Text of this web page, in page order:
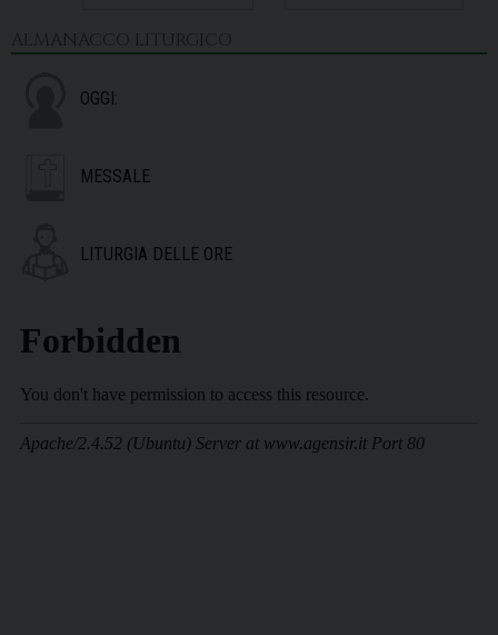
ALMANACCO LITURGICO
OGGI:
MESSALE
LITURGIA DELLE ORE